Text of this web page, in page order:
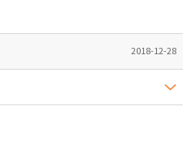
2018-12-28